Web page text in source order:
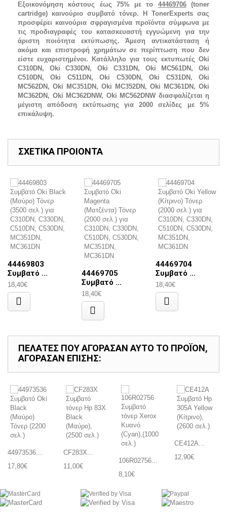
Εξοικονόμηση κόστους έως 75% με το 44469706(toner
cartridge) καινούριο συμβατό τόνερ. Η TonerExperts σας
προσφέρει καινούρια σφραγισμένα προϊόντα σύμφωνα με
τις προδιαγραφές του κατασκευαστή εγγυώμενη για την
άριστη ποιότητα εκτύπωσης. Άμεση αντικατάσταση ή
ακόμα και επιστροφή χρημάτων σε περίπτωση που δεν
είστε ευχαριστημένοι. Κατάλληλο για τους εκτυπωτές Oki
C310DN, Oki C330DN, Oki C331DN, Oki MC561DN, Oki
C510DN, Oki C511DN, Oki C530DN, Oki C531DN, Oki
MC562DN, Oki MC351DN, Oki MC352DN, Oki MC361DN, Oki
MC362DN, Oki MC362DNW, Oki MC562DNW διασφαλίζεται η
μέγιστη απόδοση εκτύπωσης για 2000 σελίδες με 5%
επικάλυψη.
ΣΧΕΤΙΚΑ ΠΡΟΙΟΝΤΑ
44469803
Συμβατό ...
18,40€
44469705
Συμβατό ...
18,40€
44469704
Συμβατό ...
18,40€
ΠΕΛΆΤΕΣ ΠΟΥ ΑΓΌΡΑΣΑΝ ΑΥΤΌ ΤΟ ΠΡΟΪΌΝ,
ΑΓΌΡΑΣΑΝ ΕΠΊΣΗΣ:
44973536...
17,80€
CF283X...
11,00€
106R02756...
8,10€
CE412A...
12,90€